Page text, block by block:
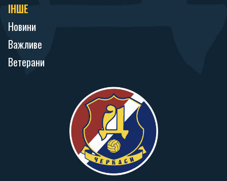
ІНШЕ
Новини
Важливе
Ветерани